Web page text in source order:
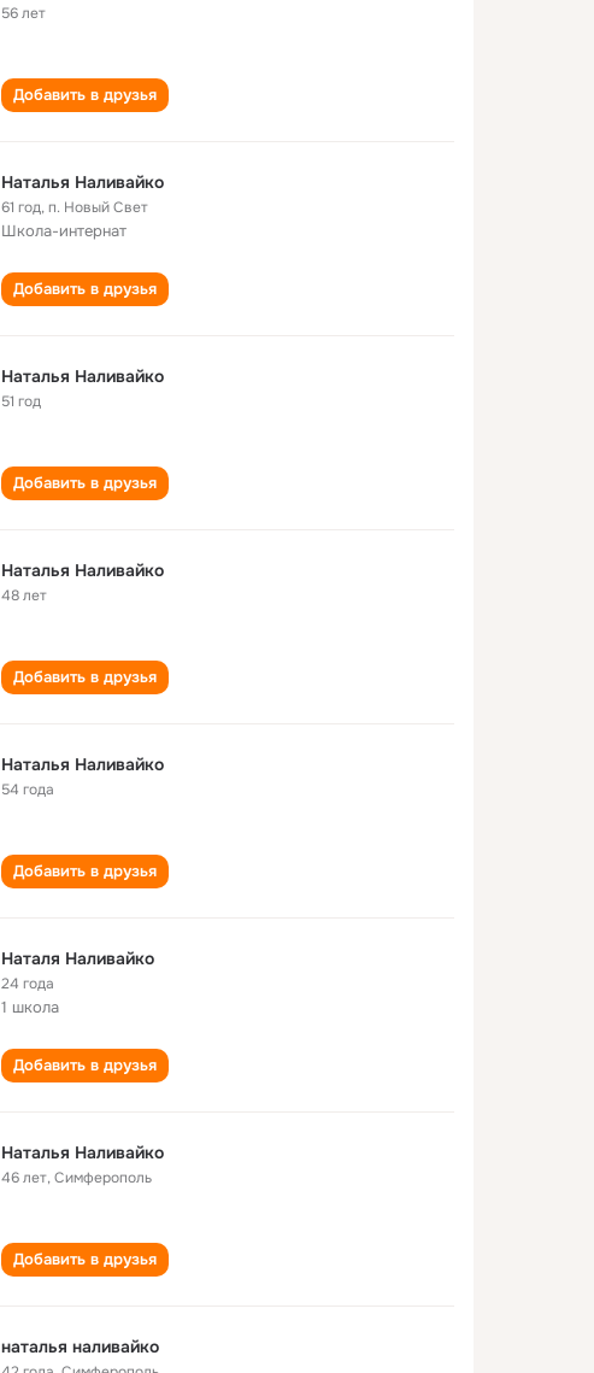
56 лет
Добавить в друзья
Наталья Наливайко
61 год,п. Новый Свет
Школа-интернат
Добавить в друзья
Наталья Наливайко
51 год
Добавить в друзья
Наталья Наливайко
48 лет
Добавить в друзья
Наталья Наливайко
54 года
Добавить в друзья
Наталя Наливайко
24 года
1 школа
Добавить в друзья
Наталья Наливайко
46 лет,Симферополь
Добавить в друзья
наталья наливайко